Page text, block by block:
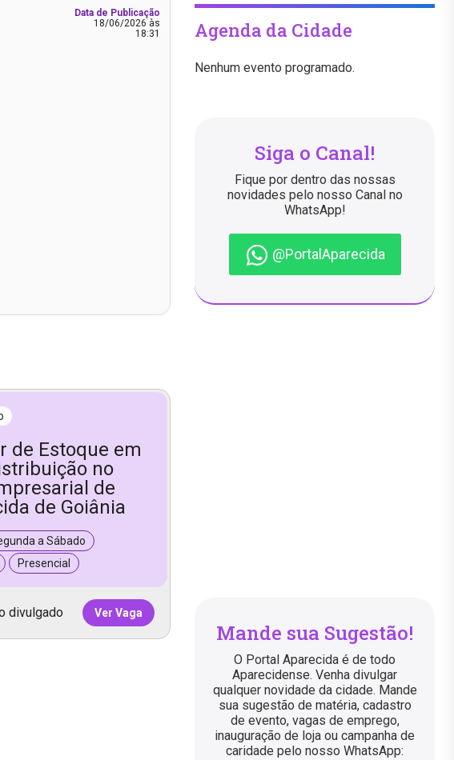
Data de Publicação
18/06/2026 às
18:31
de Estoque em
no
de
de Goiânia
a Sábado
Presencial
divulgado Ver Vaga
Agenda da Cidade
Nenhum evento programado.
Siga o Canal!
Fique por dentro das nossas
novidades pelo nosso Canal no
WhatsApp!
@PortalAparecida
Mande sua Sugestão!
O Portal Aparecida é de todo
Aparecidense. Venha divulgar
qualquer novidade da cidade. Mande
sua sugestão de matéria, cadastro
de evento, vagas de emprego,
inauguração de loja ou campanha de
caridade pelo nosso WhatsApp: